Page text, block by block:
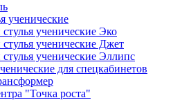
ученические
ученические Эко
ученические Джет
ученические Эллипс
для спецкабинетов
"Точка роста"